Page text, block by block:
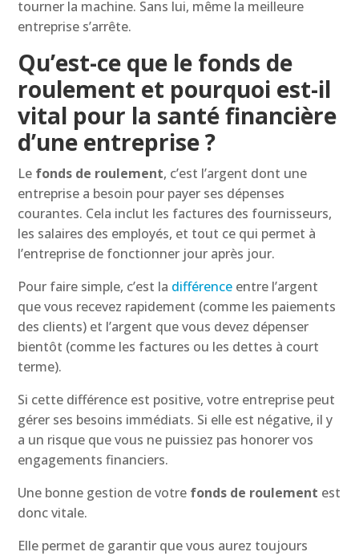
tourner la machine. Sans lui, même la meilleure
entreprise s’arrête.
Qu’est-ce que le fonds de
roulement et pourquoi est-il
vital pour la santé financière
d’une entreprise ?
Le fonds de roulement, c’est l’argent dont une
entreprise a besoin pour payer ses dépenses
courantes. Cela inclut les factures des fournisseurs,
les salaires des employés, et tout ce qui permet à
l’entreprise de fonctionner jour après jour.
Pour faire simple, c’est la différence entre l’argent
que vous recevez rapidement (comme les paiements
des clients) et l’argent que vous devez dépenser
bientôt (comme les factures ou les dettes à court
terme).
Si cette différence est positive, votre entreprise peut
gérer ses besoins immédiats. Si elle est négative, il y
a un risque que vous ne puissiez pas honorer vos
engagements financiers.
Une bonne gestion de votre fonds de roulement est
donc vitale.
Elle permet de garantir que vous aurez toujours